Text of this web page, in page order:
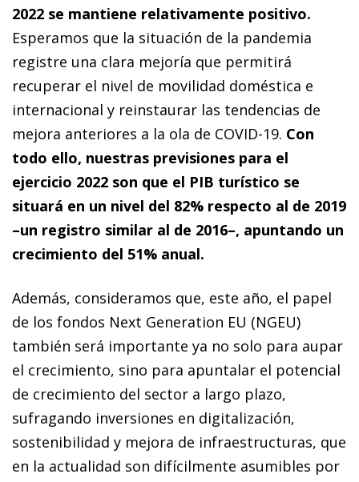
2022 se mantiene relativamente positivo.
Esperamos que la situación de la pandemia
registre una clara mejoría que permitirá
recuperar el nivel de movilidad doméstica e
internacional y reinstaurar las tendencias de
mejora anteriores a la ola de COVID-19. Con
todo ello, nuestras previsiones para el
ejercicio 2022 son que el PIB turístico se
situará en un nivel del 82% respecto al de 2019
–un registro similar al de 2016–, apuntando un
crecimiento del 51% anual.
Además, consideramos que, este año, el papel
de los fondos Next Generation EU (NGEU)
también será importante ya no solo para aupar
el crecimiento, sino para apuntalar el potencial
de crecimiento del sector a largo plazo,
sufragando inversiones en digitalización,
sostenibilidad y mejora de infraestructuras, que
en la actualidad son difícilmente asumibles por